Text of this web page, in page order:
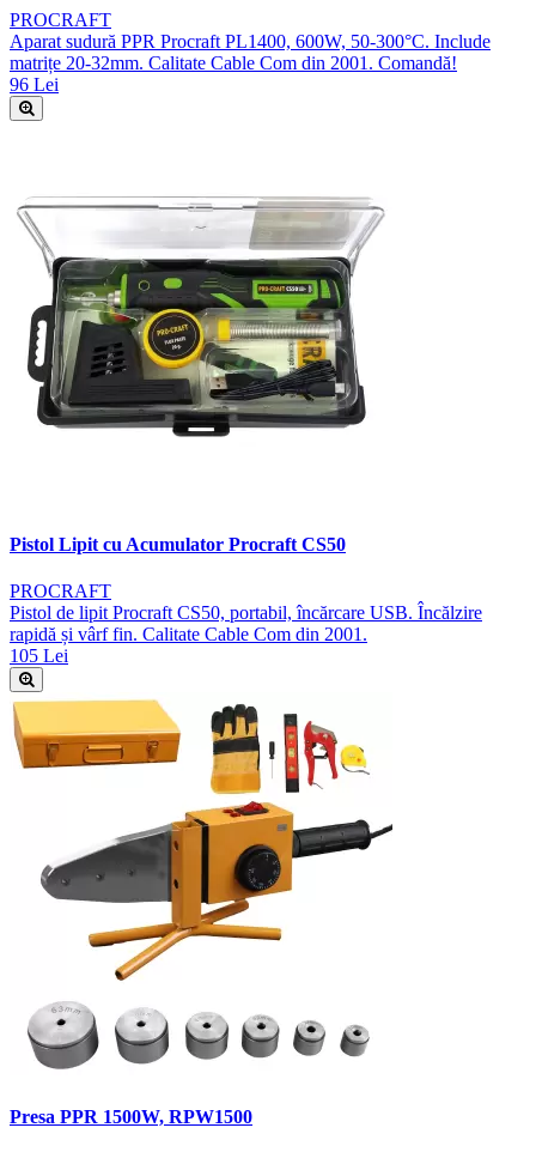
PROCRAFT
Aparat sudură PPR Procraft PL1400, 600W, 50-300°C. Include
matrițe 20-32mm. Calitate Cable Com din 2001. Comandă!
96 Lei
Pistol Lipit cu Acumulator Procraft CS50
PROCRAFT
Pistol de lipit Procraft CS50, portabil, încărcare USB. Încălzire
rapidă și vârf fin. Calitate Cable Com din 2001.
105 Lei
Presa PPR 1500W, RPW1500